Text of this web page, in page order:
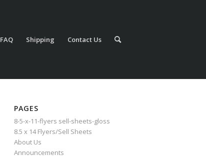
FAQ Shipping Contact Us
PAGES
8-5-x-11-flyers sell-sheets-gloss
8.5 x 14 Flyers/Sell Sheets
About Us
Announcements